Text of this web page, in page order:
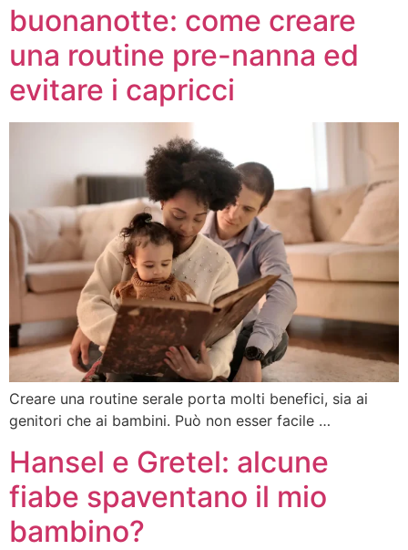
buonanotte: come creare
una routine pre-nanna ed
evitare i capricci
Creare una routine serale porta molti benefici, sia ai
genitori che ai bambini. Può non esser facile …
Hansel e Gretel: alcune
fiabe spaventano il mio
bambino?